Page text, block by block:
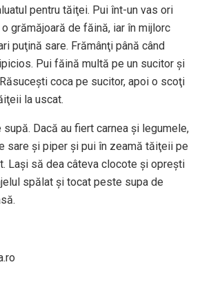
pentru tăiţei. Pui înt-un vas ori
grămăjoară de făină, iar în mijlorc
puţină sare. Frămânţi până când
Pui făină multă pe un sucitor şi
coca pe sucitor, apoi o scoţi
la uscat.
Dacă au fiert carnea şi legumele,
sare şi piper şi pui în zeamă tăiţeii pe
Laşi să dea câteva clocote şi opreşti
spălat şi tocat peste supa de